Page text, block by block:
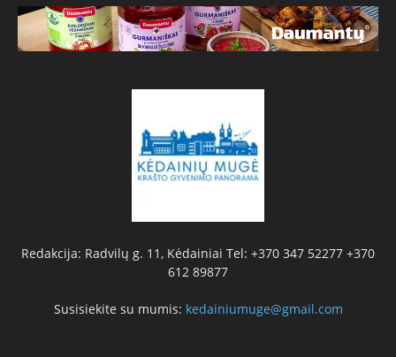
Redakcija: Radvilų g. 11, Kėdainiai Tel: +370 347 52277 +370
612 89877
Susisiekite su mumis: kedainiumuge@gmail.com